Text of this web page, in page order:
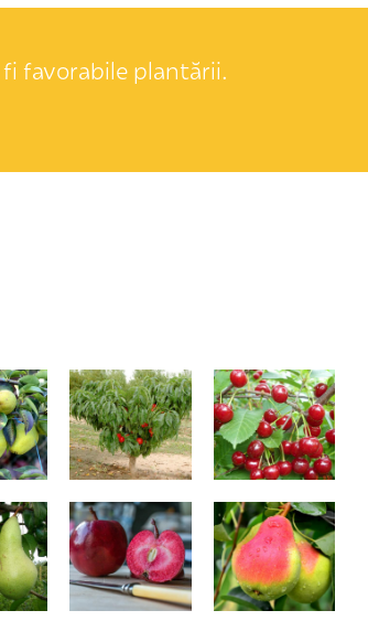
favorabile plantării.
Nectarin pitic Mocăneşti
Calypso
198,00 Lei
Carpica